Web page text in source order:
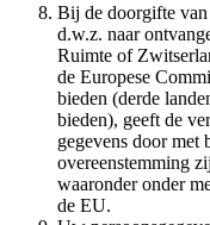
Bij de doorgifte van
d.w.z. naar
Ruimte of
de Europese
bieden (derde
bieden), geeft de
gegevens door met
overeenstemming
waaronder onder
de EU.